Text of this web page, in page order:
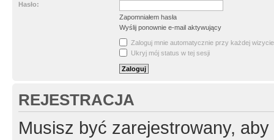
Hasło:
Zapomniałem hasła
Wyślij ponownie e-mail aktywujący
Zaloguj mnie automatycznie przy każdej wizycie
Ukryj mój status w tej sesji
REJESTRACJA
Musisz być zarejestrowany,